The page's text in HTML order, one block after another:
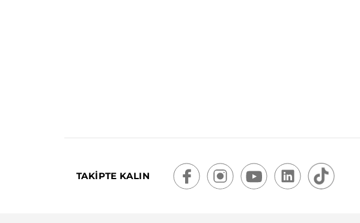
TAKİPTE KALIN